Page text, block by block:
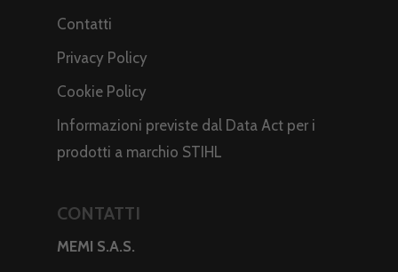
Contatti
Privacy Policy
Cookie Policy
Informazioni previste dal Data Act per i
prodotti a marchio STIHL
CONTATTI
MEMI S.A.S.